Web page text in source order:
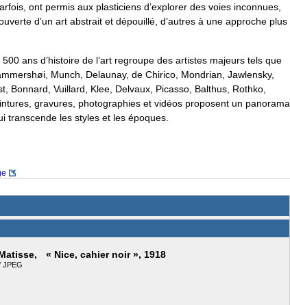
ont permis aux plasticiens d’explorer des voies inconnues,
d’un art abstrait et dépouillé, d’autres à une approche plus
ans d’histoire de l’art regroupe des artistes majeurs tels que
Munch, Delaunay, de Chirico, Mondrian, Jawlensky,
Bonnard, Vuillard, Klee, Delvaux, Picasso, Balthus, Rothko,
gravures, photographies et vidéos proposent un panorama
transcende les styles et les époques.
« Nice, cahier noir », 1918
JPEG